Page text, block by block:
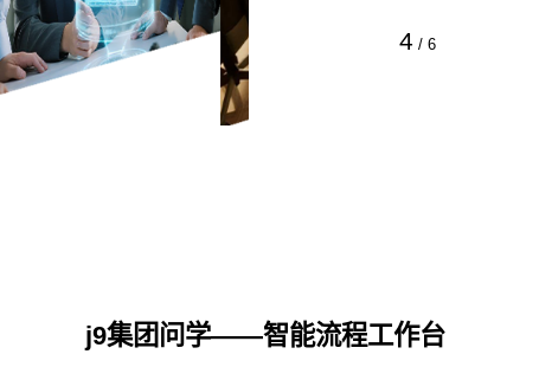
4 / 6
j9集团问学——智能流程工作台